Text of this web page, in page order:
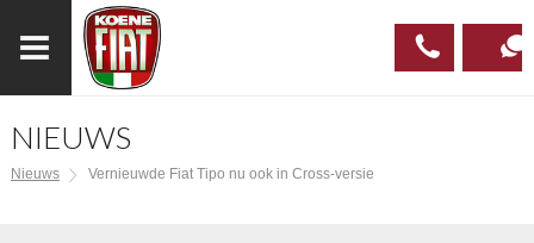
NIEUWS
Nieuws Vernieuwde Fiat Tipo nu ook in Cross-versie